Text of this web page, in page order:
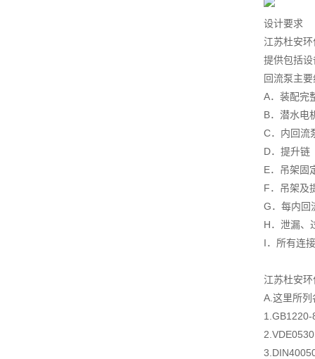
设计要求
江苏杜安
提供包括
回流泵主
A．装配完
B．潜水电
C．内回流
D．提升链
E．吊架固
F．吊架及
G．每内回
H．泄漏、
I．所有连
江苏杜安
A.这里所
1.GB1220-